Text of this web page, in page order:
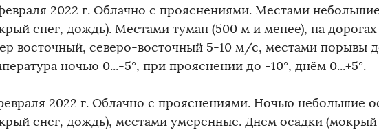
2022 г. Облачно с прояснениями. Местами
снег, дождь). Местами туман (500 м и менее), на
восточный, северо-восточный 5-10 м/с, местами порывы
ночью 0...-5°, при прояснении до -10°, днём 0...+5°.
2022 г. Облачно с прояснениями. Ночью небольшие
снег, дождь), местами умеренные. Днем осадки (мокрый